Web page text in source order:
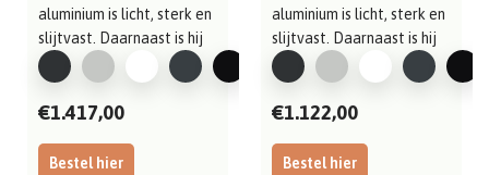
aluminium is licht, sterk en
slijtvast. Daarnaast is hij
gema..
Bestel hier
€1.417,00
aluminium is licht, sterk en
slijtvast. Daarnaast is hij
gema..
Bestel hier
€1.122,00